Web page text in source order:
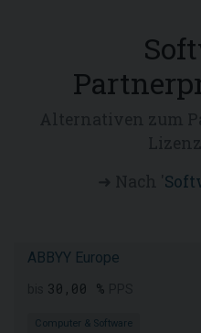
ABBYY Europe
30,00 %
Computer & Software